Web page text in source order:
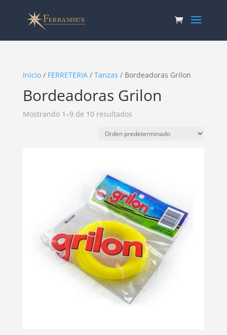
Inicio/ FERRETERIA/ Tanzas / Bordeadoras Grilon
Bordeadoras Grilon
Mostrando 1–9 de 10 resultados